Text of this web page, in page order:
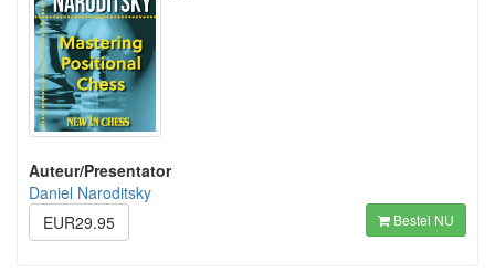
Auteur/Presentator
Daniel Naroditsky
EUR29.95
Bestel NU